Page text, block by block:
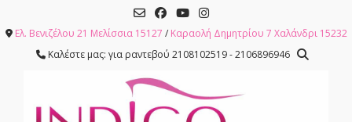
content
Ελ. Βενιζέλου 21 Μελίσσια 15127 / Καραολή Δημητρίου 7 Χαλάνδρι 15232
Καλέστε μας: για ραντεβού 2108102519 - 2106896946